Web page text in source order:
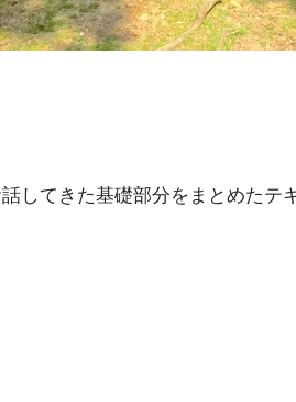
してきた基礎部分をまとめた